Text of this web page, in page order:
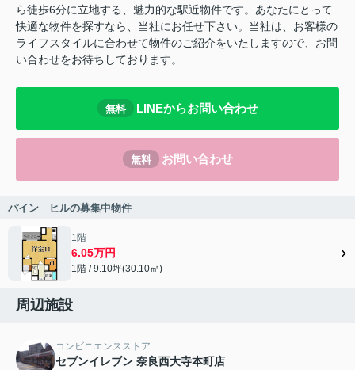
ら徒歩6分に立地する、魅力的な駅近物件です。あなたにとって
快適な物件を探すなら、当社にお任せ下さい。当社は、お客様の
ライフスタイルに合わせて物件のご紹介をいたしますので、お問
い合わせをお待ちしております。
無料 LINEからお問い合わせ
無料 お問い合わせ
パイン ヒルの募集中物件
1階
6.05万円
1階 / 9.10坪(30.10㎡)
周辺施設
コンビニエンスストア
セブンイレブン 奈良西大寺本町店